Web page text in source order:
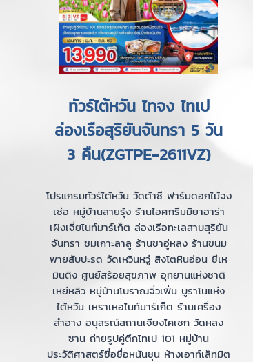
ทัวร์ไต้หวัน ไทจง ไทเป
ล่องเรือสุริยันจันทรา 5 วัน
3 คืน(ZGTPE-2611VZ)
โปรแกรมทัวร์ไต้หวัน วัดต้าซี ฟาร์มดอกไม้จง
เซ่อ หมู่บ้านสายรุ้ง ร้านไอศกรีมมิยาฮาร่า
เฝิงเจี่ยไนท์มาร์เก็ต ล่องเรือทะเลสาบสุริยัน
จันทรา ชมเกาะลาลู ร้านชาอู่หลง ร้านขนม
พายสับปะรด วัดเหวินหวู่ สิงโตหินอ่อน ซีเห
มินติง ศูนย์สร้อยสุขภาพ อุทยานแห่งชาติ
เหย่หลิว หมู่บ้านโบราณจิ่วเฟิ่น บูราโนแห่ง
ไต้หวัน เหราเหอไนท์มาร์เก็ต ร้านเครื่อง
สำอาง อนุสรณ์สถานเจียงไคเชก วัดหลง
ซาน ถ่ายรูปคู่ตึกไทเป 101 หมู่บ้าน
ประวัติศาสตร์ซื่อซื่อหนันซุน ห้างเอาท์เล็ทมิต